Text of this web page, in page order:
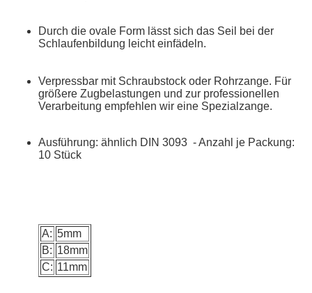
Durch die ovale Form lässt sich das Seil bei der
Schlaufenbildung leicht einfädeln.
Verpressbar mit Schraubstock oder Rohrzange. Für
größere Zugbelastungen und zur professionellen
Verarbeitung empfehlen wir eine Spezialzange.
Ausführung: ähnlich DIN 3093 - Anzahl je Packung:
10 Stück
A: 5mm
B: 18mm
C: 11mm